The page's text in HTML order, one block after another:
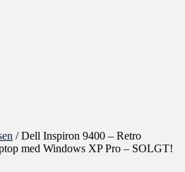
/ Dell Inspiron 9400 – Retro
med Windows XP Pro – SOLGT!